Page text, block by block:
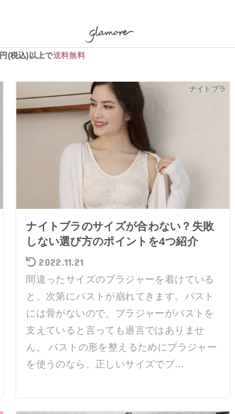
円(税込)以上で送料無料
ナイトブラ
ナイトブラのサイズが合わない？失敗
しない選び方のポイントを4つ紹介
2022.11.21
間違ったサイズのブラジャーを着けている
と、次第にバストが崩れてきます。バスト
には骨がないので、ブラジャーがバストを
支えていると言っても過言ではありませ
ん。 バストの形を整えるためにブラジャー
を使うのなら、正しいサイズでブ…